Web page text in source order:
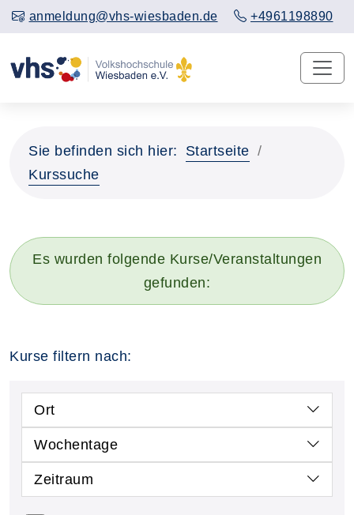
anmeldung@vhs-wiesbaden.de +4961198890
Sie befinden sich hier:
Startseite
Kurssuche
Es wurden folgende Kurse/Veranstaltungen
gefunden:
Kurse filtern nach:
Ort
Wochentage
Zeitraum